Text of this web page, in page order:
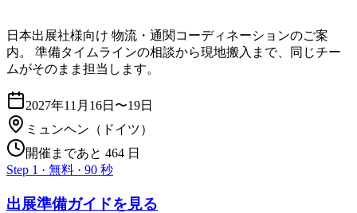
日本出展社様向け 物流・通関コーディネーションのご案
内。 準備タイムラインの相談から現地搬入まで、同じチー
ムがそのまま担当します。
2027年11月16日〜19日
ミュンヘン （ドイツ）
開催まであと 464 日
Step 1 · 無料 · 90 秒
出展準備ガイドを見る